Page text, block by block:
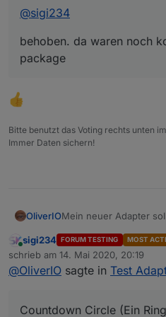
@sigi234
behoben. da waren noch
package
Bitte benutzt das Voting rechts unten
Immer Daten sichern!
OliverIOMein neuer Adapter
Als erster
Countdown-Timer
inklusive 2 Widgets
Installation und
Schritt 1 - Installation
https://github.com/
Der Adapter müsste
Online
sigi234 FORUM TESTING MOST
schrieb am 14. Mai 2020, 20:19
zuletzt editiert von
@OliverIO sagte in Test
Countdown Circle (Ein